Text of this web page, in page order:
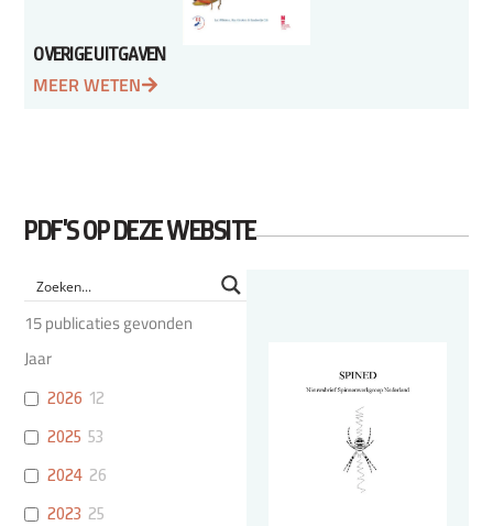
OVERIGE UITGAVEN
MEER WETEN
PDF'S OP DEZE WEBSITE
15publicaties gevonden
Jaar
2026 12
2025 53
2024 26
2023 25